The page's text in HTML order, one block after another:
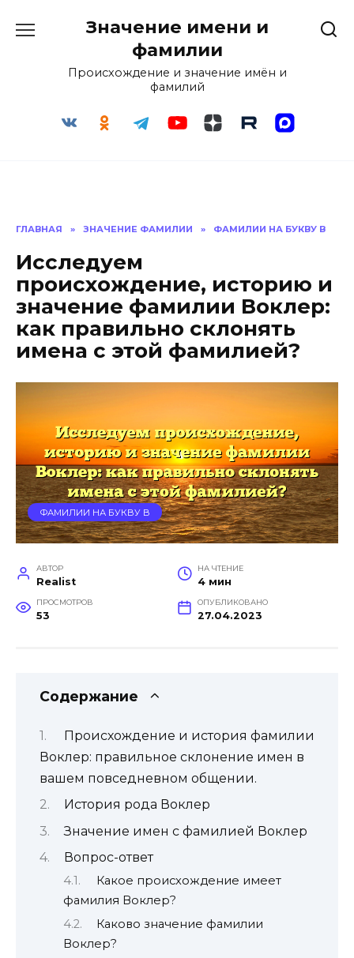
Значение имени и
фамилии
Происхождение и значение имён и
фамилий
ГЛАВНАЯ » ЗНАЧЕНИЕ ФАМИЛИИ » ФАМИЛИИ НА БУКВУ В
Исследуем
происхождение, историю и
значение фамилии Воклер:
как правильно склонять
имена с этой фамилией?
ФАМИЛИИ НА БУКВУ В
АВТОР
Realist
НА ЧТЕНИЕ
4 мин
ПРОСМОТРОВ
53
ОПУБЛИКОВАНО
27.04.2023
Содержание
Происхождение и история фамилии
Воклер: правильное склонение имен в
вашем повседневном общении.
История рода Воклер
Значение имен с фамилией Воклер
Вопрос-ответ
Какое происхождение имеет
фамилия Воклер?
Каково значение фамилии
Воклер?